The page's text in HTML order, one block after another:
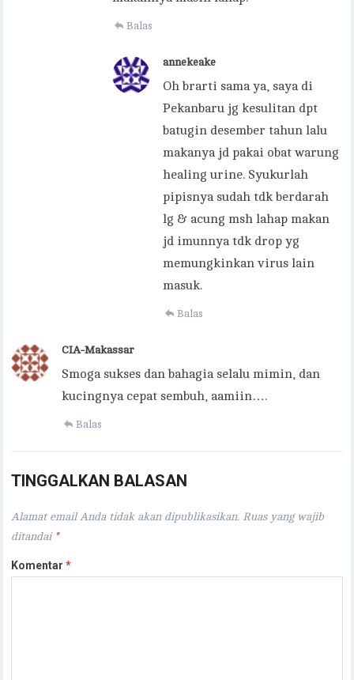
Balas
annekeake
Oh brarti sama ya, saya di
Pekanbaru jg kesulitan dpt
batugin desember tahun lalu
makanya jd pakai obat warung
healing urine. Syukurlah
pipisnya sudah tdk berdarah
lg & acung msh lahap makan
jd imunnya tdk drop yg
memungkinkan virus lain
masuk.
Balas
CIA-Makassar
Smoga sukses dan bahagia selalu mimin, dan
kucingnya cepat sembuh, aamiin….
Balas
TINGGALKAN BALASAN
Alamat email Anda tidak akan dipublikasikan. Ruas yang wajib
ditandai *
Komentar*